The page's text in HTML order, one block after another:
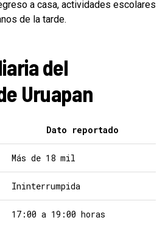
a casa, actividades escolares
de la tarde.
del
Uruapan
Dato reportado
Más de 18 mil
Ininterrumpida
17:00 a 19:00 horas